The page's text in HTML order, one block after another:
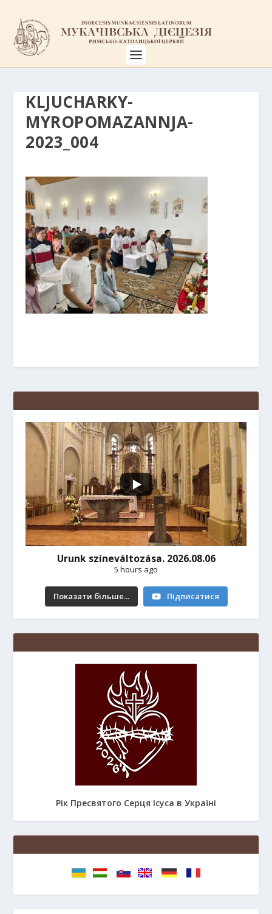
KLJUCHARKY-
MYROPOMAZANNJA-
2023_004
Urunk színeváltozása. 2026.08.06
5 hours ago
Показати більше... Підписатися
Рік Пресвятого Серця Ісуса в Україні